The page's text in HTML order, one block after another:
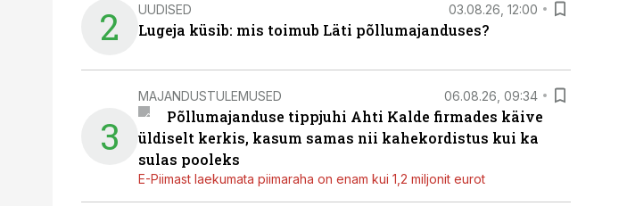
2 UUDISED 03.08.26, 12:00
Lugeja küsib: mis toimub Läti põllumajanduses?
3
MAJANDUSTULEMUSED 06.08.26, 09:34
Põllumajanduse tippjuhi Ahti Kalde firmades käive
üldiselt kerkis, kasum samas nii kahekordistus kui ka
sulas pooleks
E-Piimast laekumata piimaraha on enam kui 1,2 miljonit eurot